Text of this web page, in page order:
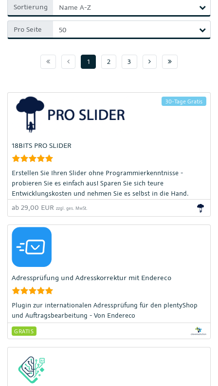
Sortierung
Pro Seite
Seite 1Vorherige Seite
1 2 3 Nächste Seite
Seite
30-Tage Gratis
18BITS PRO SLIDER
Erstellen Sie Ihren Slider ohne Programmierkenntnisse -
probieren Sie es einfach aus! Sparen Sie sich teure
Entwicklungskosten und nehmen Sie es selbst in die Hand.
Buttons, Farben, Bilder- und Video-Sildefunktionen individuell
und responsive gestalten. Begeistern Sie Ihre potentiellen
Kunden.
ab 29,00 EUR zzgl. ges. MwSt.
Adressprüfung und Adresskorrektur mit Endereco
Plugin zur internationalen Adressprüfung für den plentyShop
und Auftragsbearbeitung - Von Endereco
GRATIS